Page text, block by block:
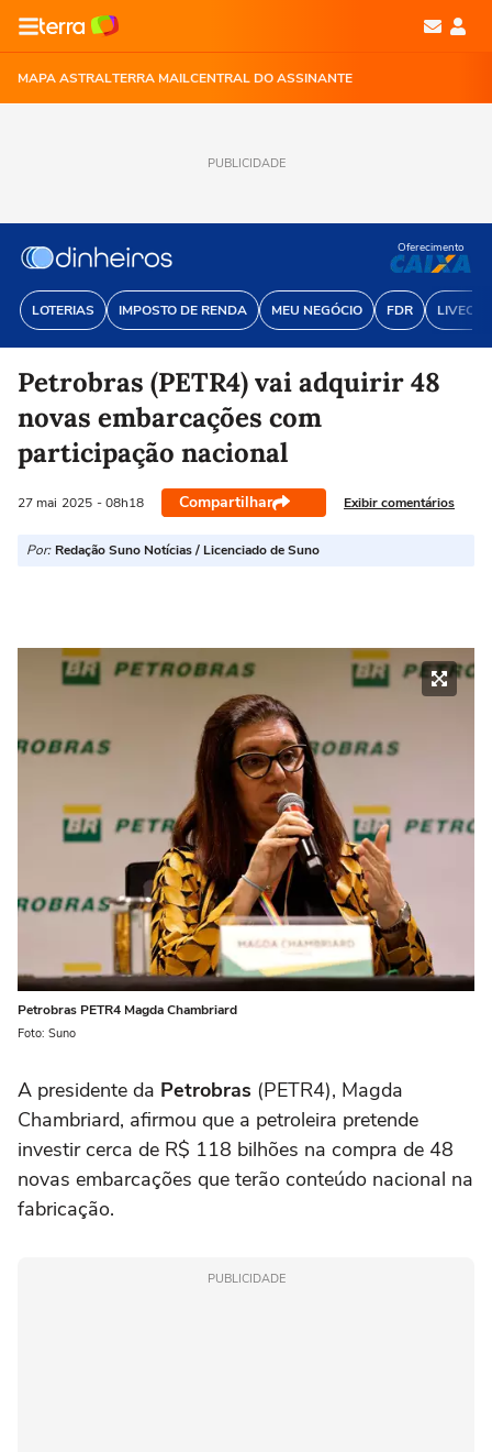
MAPA ASTRALTERRA MAILCENTRAL DO ASSINANTE
PUBLICIDADE
LOTERIAS IMPOSTO DE RENDA MEU NEGÓCIO FDR
Oferecimento
Petrobras (PETR4) vai adquirir 48
novas embarcações com
participação nacional
27 mai 2025 - 08h18 Compartilhar Exibir comentários
Por: Redação Suno Notícias / Licenciado de Suno
Petrobras PETR4 Magda Chambriard
Foto: Suno
A presidente da Petrobras (PETR4), Magda
Chambriard, afirmou que a petroleira pretende
investir cerca de R$ 118 bilhões na compra de 48
novas embarcações que terão conteúdo nacional na
fabricação.
PUBLICIDADE